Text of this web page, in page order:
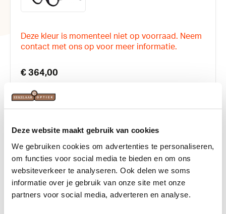
Deze website maakt gebruik van cookies
We gebruiken cookies om advertenties te personaliseren,
om functies voor social media te bieden en om ons
websiteverkeer te analyseren. Ook delen we soms
informatie over je gebruik van onze site met onze
partners voor social media, adverteren en analyse.
Deze kleur is momenteel niet op voorraad. Neem
contact met ons op voor meer informatie.
€ 364,00
Afspraak maken
Productnummer:
169118
Kleur:
Bruin, Groen, Groen zwart havanna
Havanna bruin, Licht havanna, Zwart